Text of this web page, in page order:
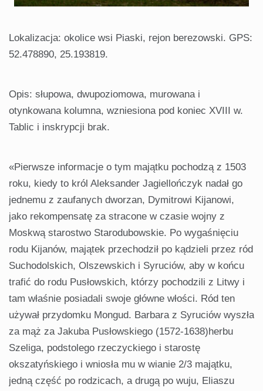
Lokalizacja: okolice wsi Piaski, rejon berezowski. GPS:
52.478890, 25.193819.
Opis: słupowa, dwupoziomowa, murowana i
otynkowana kolumna, wzniesiona pod koniec XVIII w.
Tablic i inskrypcji brak.
«Pierwsze informacje o tym majątku pochodzą z 1503
roku, kiedy to król Aleksander Jagiellończyk nadał go
jednemu z zaufanych dworzan, Dymitrowi Kijanowi,
jako rekompensatę za stracone w czasie wojny z
Moskwą starostwo Starodubowskie. Po wygaśnięciu
rodu Kijanów, majątek przechodził po kądzieli przez ród
Suchodolskich, Olszewskich i Syruciów, aby w końcu
trafić do rodu Pusłowskich, którzy pochodzili z Litwy i
tam właśnie posiadali swoje główne włości. Ród ten
używał przydomku Mongud. Barbara z Syruciów wyszła
za mąż za Jakuba Pusłowskiego (1572-1638)herbu
Szeliga, podstolego rzeczyckiego i starostę
okszatyńskiego i wniosła mu w wianie 2/3 majątku,
jedną część po rodzicach, a drugą po wuju, Eliaszu